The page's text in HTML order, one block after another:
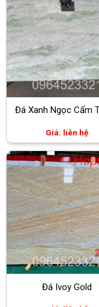
Đá Xanh Ngọc Cẩm
Giá: liên hệ
Đá Ivoy Gold